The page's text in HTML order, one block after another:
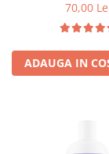
Dogs
70,00
ADAUGA IN